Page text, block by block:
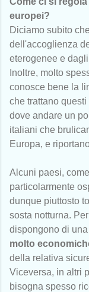
europei?
Diciamo subito
dell'accoglienza
eterogenee e
Inoltre, molto
conosce bene la
che trattano
dove andare un
italiani che
Europa, e
Alcuni paesi, come
particolarmente
dunque piuttosto
sosta notturna.
dispongono di
molto
della relativa
Viceversa, in altri
bisogna spesso